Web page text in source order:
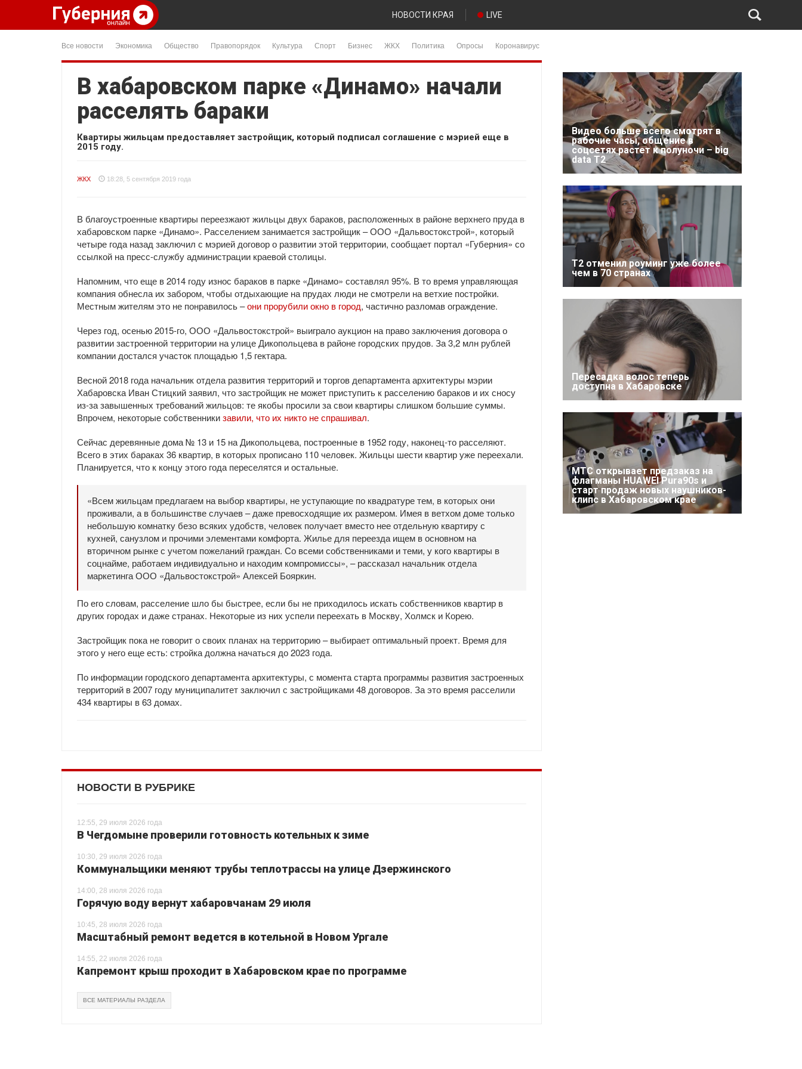
НОВОСТИ КРАЯ LIVE
Все новости Экономика Общество Правопорядок Культура Спорт Бизнес ЖКХ Политика Опросы Коронавирус
В хабаровском парке «Динамо» начали
расселять бараки
Квартиры жильцам предоставляет застройщик, который подписал соглашение с мэрией еще в
2015 году.
ЖКХ 18:28, 5 сентября 2019 года
В благоустроенные квартиры переезжают жильцы двух бараков, расположенных в районе верхнего пруда в
хабаровском парке «Динамо». Расселением занимается застройщик – ООО «Дальвостокстрой», который
четыре года назад заключил с мэрией договор о развитии этой территории, сообщает портал «Губерния» со
ссылкой на пресс-службу администрации краевой столицы.
Напомним, что еще в 2014 году износ бараков в парке «Динамо» составлял 95%. В то время управляющая
компания обнесла их забором, чтобы отдыхающие на прудах люди не смотрели на ветхие постройки.
Местным жителям это не понравилось –они прорубили окно в город, частично разломав ограждение.
Через год, осенью 2015-го, ООО «Дальвостокстрой» выиграло аукцион на право заключения договора о
развитии застроенной территории на улице Дикопольцева в районе городских прудов. За 3,2 млн рублей
компании достался участок площадью 1,5 гектара.
Весной 2018 года начальник отдела развития территорий и торгов департамента архитектуры мэрии
Хабаровска Иван Стицкий заявил, что застройщик не может приступить к расселению бараков и их сносу
из-за завышенных требований жильцов: те якобы просили за свои квартиры слишком большие суммы.
Впрочем, некоторые собственникизавили, что их никто не спрашивал.
Сейчас деревянные дома № 13 и 15 на Дикопольцева, построенные в 1952 году, наконец-то расселяют.
Всего в этих бараках 36 квартир, в которых прописано 110 человек. Жильцы шести квартир уже переехали.
Планируется, что к концу этого года переселятся и остальные.
«Всем жильцам предлагаем на выбор квартиры, не уступающие по квадратуре тем, в которых они
проживали, а в большинстве случаев – даже превосходящие их размером. Имея в ветхом доме только
небольшую комнатку безо всяких удобств, человек получает вместо нее отдельную квартиру с
кухней, санузлом и прочими элементами комфорта. Жилье для переезда ищем в основном на
вторичном рынке с учетом пожеланий граждан. Со всеми собственниками и теми, у кого квартиры в
соцнайме, работаем индивидуально и находим компромиссы», – рассказал начальник отдела
маркетинга ООО «Дальвостокстрой» Алексей Бояркин.
По его словам, расселение шло бы быстрее, если бы не приходилось искать собственников квартир в
других городах и даже странах. Некоторые из них успели переехать в Москву, Холмск и Корею.
Застройщик пока не говорит о своих планах на территорию – выбирает оптимальный проект. Время для
этого у него еще есть: стройка должна начаться до 2023 года.
По информации городского департамента архитектуры, с момента старта программы развития застроенных
территорий в 2007 году муниципалитет заключил с застройщиками 48 договоров. За это время расселили
434 квартиры в 63 домах.
НОВОСТИ В РУБРИКЕ
12:55, 29 июля 2026 года
В Чегдомыне проверили готовность котельных к зиме
10:30, 29 июля 2026 года
Коммунальщики меняют трубы теплотрассы на улице Дзержинского
14:00, 28 июля 2026 года
Горячую воду вернут хабаровчанам 29 июля
10:45, 28 июля 2026 года
Масштабный ремонт ведется в котельной в Новом Ургале
14:55, 22 июля 2026 года
Капремонт крыш проходит в Хабаровском крае по программе
ВСЕ МАТЕРИАЛЫ РАЗДЕЛА
Видео больше всего смотрят в
рабочие часы, общение в
соцсетях растет к полуночи – big
data T2
Т2 отменил роуминг уже более
чем в 70 странах
Пересадка волос теперь
доступна в Хабаровске
МТС открывает предзаказ на
флагманы HUAWEI Pura90s и
старт продаж новых наушников-
клипс в Хабаровском крае